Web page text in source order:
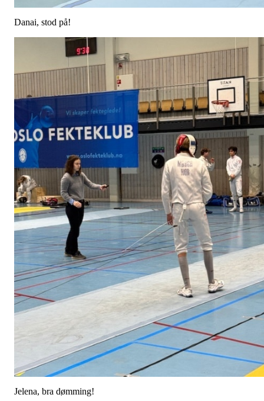
Danai, stod på!
Jelena, bra dømming!